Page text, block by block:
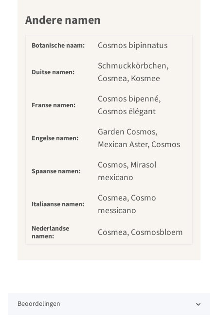
Andere namen
Botanische naam: Cosmos bipinnatus
Duitse namen:
Schmuckkörbchen,
Cosmea, Kosmee
Franse namen:
Cosmos bipenné,
Cosmos élégant
Engelse namen:
Garden Cosmos,
Mexican Aster, Cosmos
Spaanse namen:
Cosmos, Mirasol
mexicano
Italiaanse namen:
Cosmea, Cosmo
messicano
Nederlandse
namen:
Cosmea, Cosmosbloem
Beoordelingen